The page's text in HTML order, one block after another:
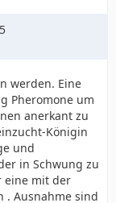
werden. Eine
Pheromone um
anerkant zu
Königin
und
in Schwung zu
eine mit der
. Ausnahme sind